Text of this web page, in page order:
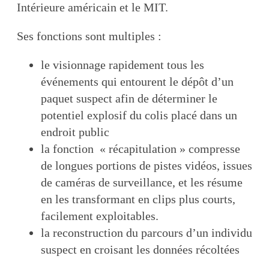
Intérieure américain et le MIT.
Ses fonctions sont multiples :
le visionnage rapidement tous les
événements qui entourent le dépôt d’un
paquet suspect afin de déterminer le
potentiel explosif du colis placé dans un
endroit public
la fonction « récapitulation » compresse
de longues portions de pistes vidéos, issues
de caméras de surveillance, et les résume
en les transformant en clips plus courts,
facilement exploitables.
la reconstruction du parcours d’un individu
suspect en croisant les données récoltées